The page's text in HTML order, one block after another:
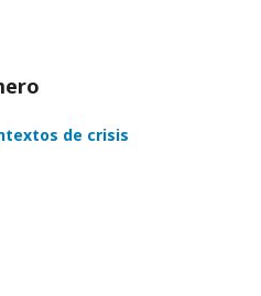
de crisis